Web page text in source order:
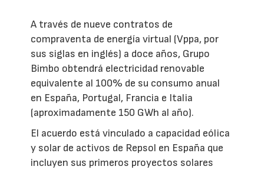
A través de nueve contratos de
compraventa de energía virtual (Vppa, por
sus siglas en inglés) a doce años, Grupo
Bimbo obtendrá electricidad renovable
equivalente al 100% de su consumo anual
en España, Portugal, Francia e Italia
(aproximadamente 150 GWh al año).
El acuerdo está vinculado a capacidad eólica
y solar de activos de Repsol en España que
incluyen sus primeros proyectos solares